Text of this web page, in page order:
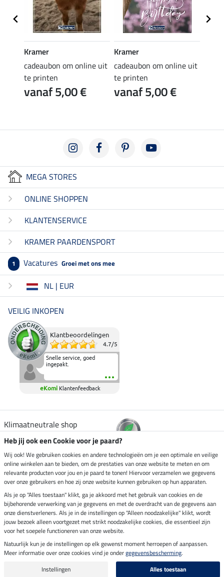
Kramer
cadeaubon om online uit
te printen
vanaf 5,00 €
Kramer
cadeaubon om online uit
te printen
vanaf 5,00 €
MEGA STORES
ONLINE SHOPPEN
KLANTENSERVICE
KRAMER PAARDENSPORT
1 Vacatures Groei met ons mee
NL | EUR
VEILIG INKOPEN
Klantbeoordelingen
4.7/5
Snelle service, goed
ingepakt.
eKomi Klantenfeedback
Klimaatneutrale shop
Verzending per
Veilig betalen met
Impressum
Laatste update op 08.08.2026 om 03:00 uur
Alle prijzen in euro's, incl. BTW, excl. verzendkosten.
Heb jij ook een Cookie voor je paard?
Wij ook! We gebruiken cookies en andere technologieën om je een optimale en veilige
online winkelen aan te bieden, om de prestaties van onze website te meten en om
relevante producten voor jou en je paard te tonen! Hiervoor verzamelen we gegevens
over onze gebruikers en hoe zij onze website kunnen gebruiken op hun apparaten.
Als je op "Alles toestaan" klikt, ga je akkoord met het gebruik van cookies en de
bijbehorende verwerking van je gegevens en met de overdracht van de gegevens aan
onze dienstverleners. Als je in de instellingen op "Alleen noodzakelijke" klikt, wordt
jouw bezoek alleen voortgezet met strikt noodzakelijke cookies, die essentieel zijn
voor het soepele functioneren van onze website.
Natuurlijk kun je de instellingen op elk gewenst moment herroepen of aanpassen.
Meer informatie over onze cookies vind je ondergegevensbescherming.
Instellingen
Alles toestaan